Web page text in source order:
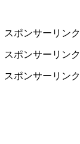
スポンサーリンク
スポンサーリンク
スポンサーリンク